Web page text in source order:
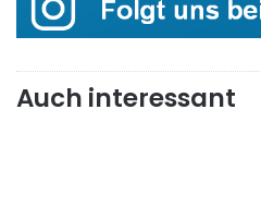
Auch interessant